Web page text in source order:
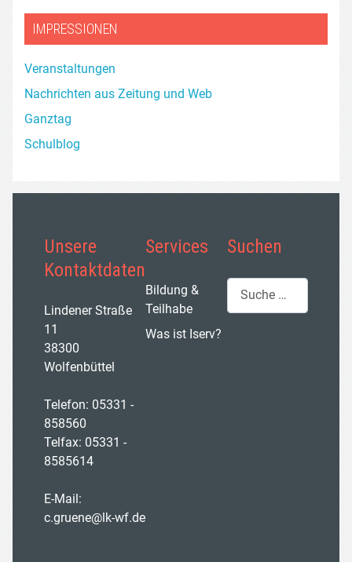
IMPRESSIONEN
Veranstaltungen
Nachrichten aus Zeitung und Web
Ganztag
Schulblog
Unsere
Kontaktdaten
Lindener Straße
11
38300
Wolfenbüttel
Telefon: 05331 -
858560
Telfax: 05331 -
8585614
E-Mail:
c.gruene@lk-wf.de
Services
Bildung &
Teilhabe
Was ist Iserv?
Suchen
Suchen